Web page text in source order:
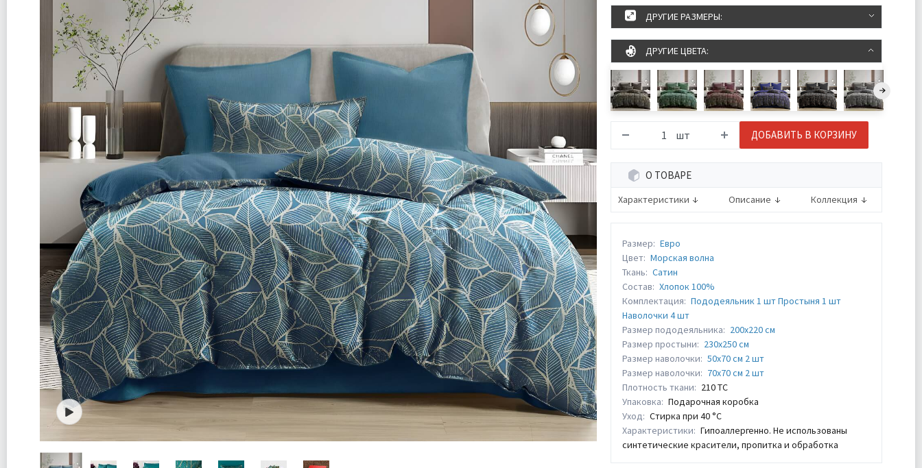
ДРУГИЕ РАЗМЕРЫ:
ДРУГИЕ ЦВЕТА:
шт ДОБАВИТЬ В КОРЗИНУ
О ТОВАРЕ
Характеристики Описание Коллекция
Размер: Евро
Цвет: Морская волна
Ткань: Сатин
Состав: Хлопок 100%
Комплектация: Пододеяльник 1 шт Простыня 1 шт
Наволочки 4 шт
Размер пододеяльника: 200х220 см
Размер простыни: 230х250 см
Размер наволочки: 50х70 см 2 шт
Размер наволочки: 70х70 см 2 шт
Плотность ткани: 210 ТС
Упаковка: Подарочная коробка
Уход: Стирка при 40 °С
Характеристики: Гипоаллергенно. Не использованы
синтетические красители, пропитка и обработка